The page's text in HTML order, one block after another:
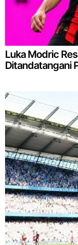
Luka Modric
Ditandatangani